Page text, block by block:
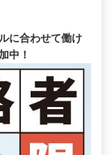
に合わせて働け
中！